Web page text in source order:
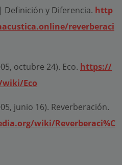
| Definición y Diferencia. http
reverberaci
octubre 24). Eco. https://
Eco
junio 16). Reverberación.
wiki/Reverberaci%C